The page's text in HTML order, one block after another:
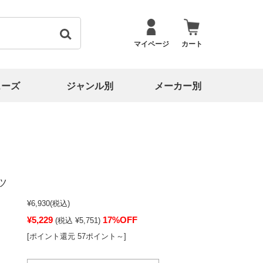
マイページ カート
ズ ジャンル別 メーカー別
¥6,930(税込)
¥5,229 (税込 ¥5,751) 17%OFF
[ポイント還元 57ポイント～]